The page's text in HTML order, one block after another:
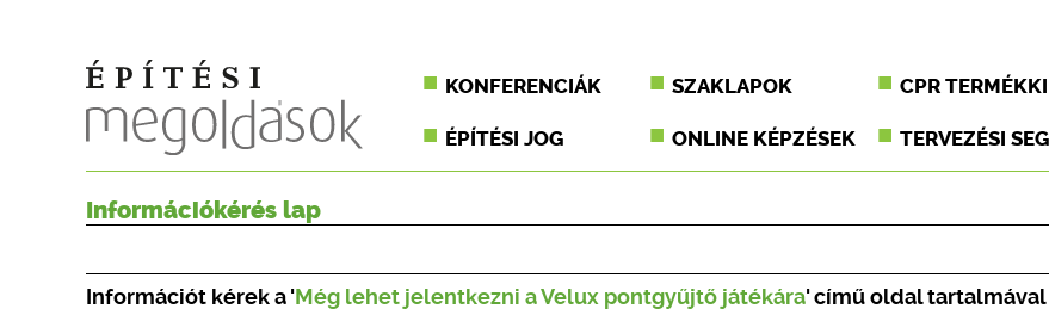
KONFERENCIÁK SZAKLAPOK CPR
ÉPÍTÉSI JOG ONLINE KÉPZÉSEK TERVEZÉSI
Információkérés lap
Információt kérek a 'Még lehet jelentkezni a Velux pontgyűjtő játékára' című oldal tartalmával